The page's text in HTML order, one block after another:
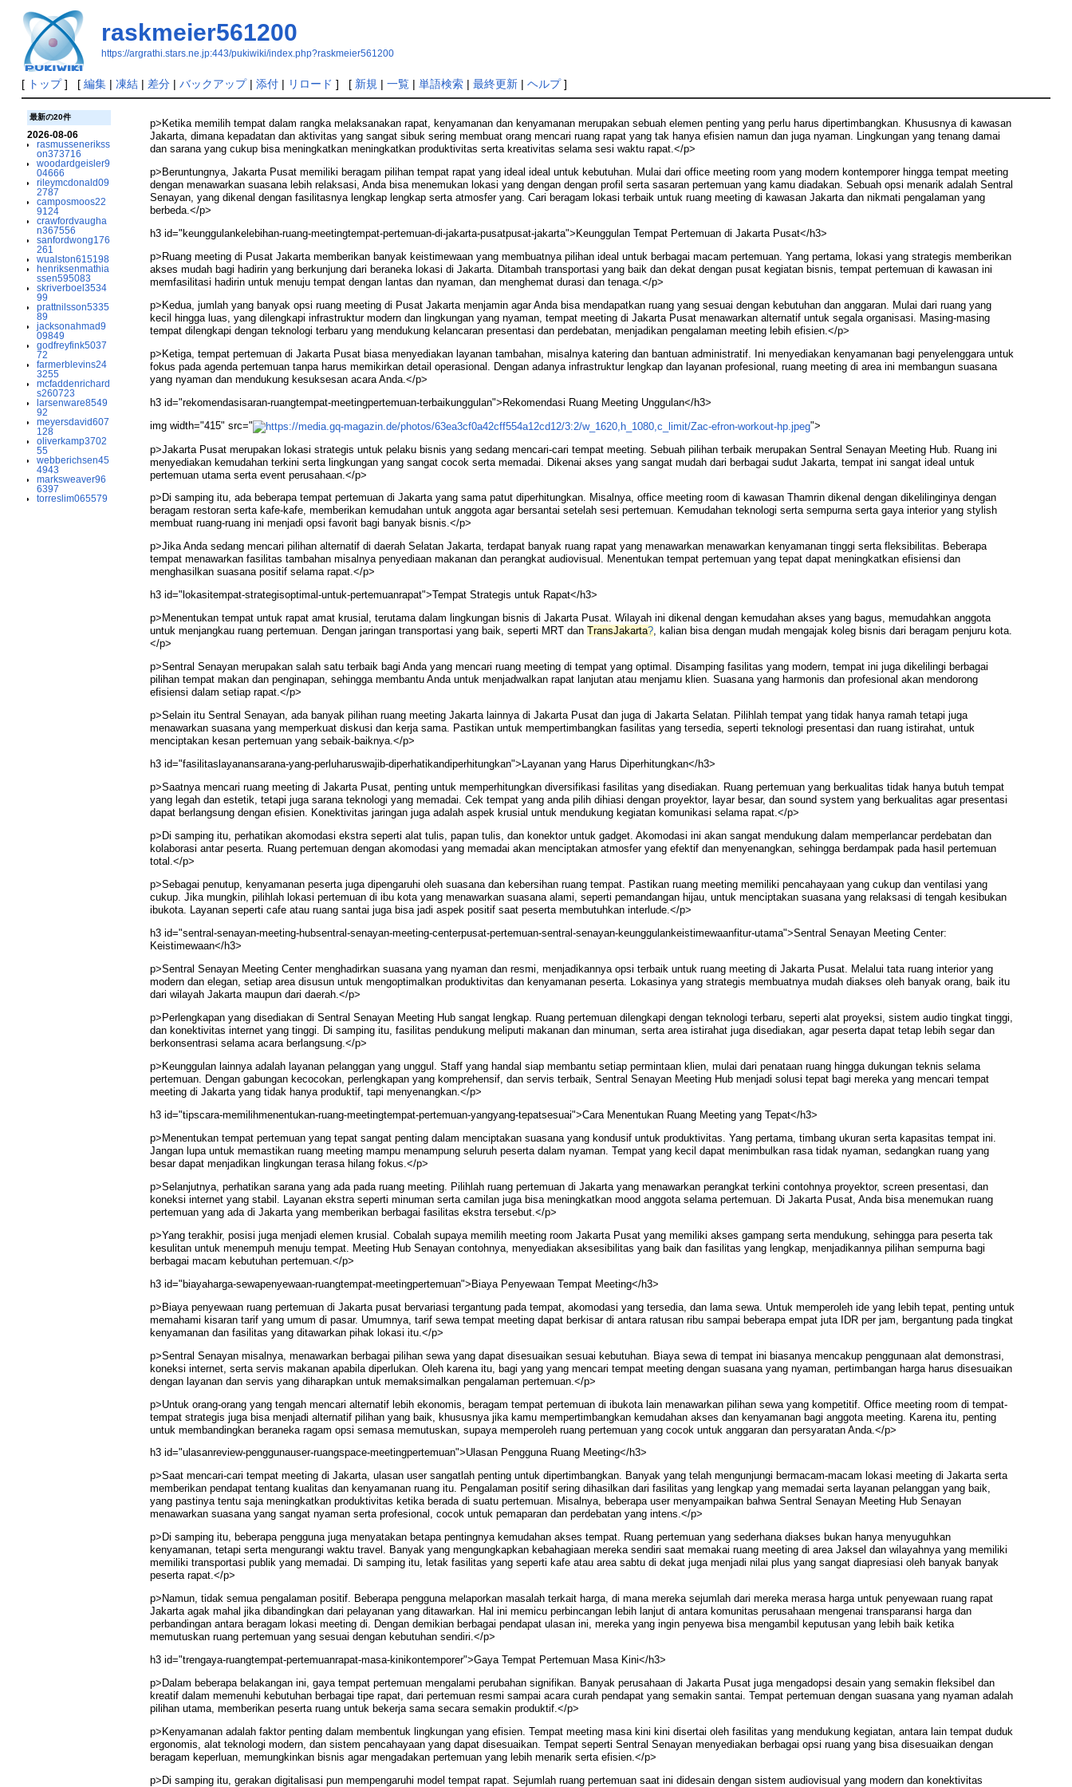
raskmeier561200
https://argrathi.stars.ne.jp:443/pukiwiki/index.php?raskmeier561200
[ トップ] [ 編集| 凍結| 差分| バックアップ| 添付| リロード ] [ 新規 | 一覧| 単語検索| 最終更新| ヘルプ]
最新の20件
2026-08-06
rasmussenerikss
on373716
woodardgeisler9
04666
rileymcdonald09
2787
camposmoos22
9124
crawfordvaugha
n367556
sanfordwong176
261
wualston615198
henriksenmathia
ssen595083
skriverboel3534
99
prattnilsson5335
89
jacksonahmad9
09849
godfreyfink5037
72
farmerblevins24
3255
mcfaddenrichard
s260723
larsenware8549
92
meyersdavid607
128
oliverkamp3702
55
webberichsen45
4943
marksweaver96
6397
torreslim065579
p>Ketika memilih tempat dalam rangka melaksanakan rapat, kenyamanan dan kenyamanan merupakan sebuah elemen penting yang perlu harus dipertimbangkan. Khususnya di kawasan
Jakarta, dimana kepadatan dan aktivitas yang sangat sibuk sering membuat orang mencari ruang rapat yang tak hanya efisien namun dan juga nyaman. Lingkungan yang tenang damai
dan sarana yang cukup bisa meningkatkan meningkatkan produktivitas serta kreativitas selama sesi waktu rapat.</p>
p>Beruntungnya, Jakarta Pusat memiliki beragam pilihan tempat rapat yang ideal ideal untuk kebutuhan. Mulai dari office meeting room yang modern kontemporer hingga tempat meeting
dengan menawarkan suasana lebih relaksasi, Anda bisa menemukan lokasi yang dengan dengan profil serta sasaran pertemuan yang kamu diadakan. Sebuah opsi menarik adalah Sentral
Senayan, yang dikenal dengan fasilitasnya lengkap lengkap serta atmosfer yang. Cari beragam lokasi terbaik untuk ruang meeting di kawasan Jakarta dan nikmati pengalaman yang
berbeda.</p>
h3 id="keunggulankelebihan-ruang-meetingtempat-pertemuan-di-jakarta-pusatpusat-jakarta">Keunggulan Tempat Pertemuan di Jakarta Pusat</h3>
p>Ruang meeting di Pusat Jakarta memberikan banyak keistimewaan yang membuatnya pilihan ideal untuk berbagai macam pertemuan. Yang pertama, lokasi yang strategis memberikan
akses mudah bagi hadirin yang berkunjung dari beraneka lokasi di Jakarta. Ditambah transportasi yang baik dan dekat dengan pusat kegiatan bisnis, tempat pertemuan di kawasan ini
memfasilitasi hadirin untuk menuju tempat dengan lantas dan nyaman, dan menghemat durasi dan tenaga.</p>
p>Kedua, jumlah yang banyak opsi ruang meeting di Pusat Jakarta menjamin agar Anda bisa mendapatkan ruang yang sesuai dengan kebutuhan dan anggaran. Mulai dari ruang yang
kecil hingga luas, yang dilengkapi infrastruktur modern dan lingkungan yang nyaman, tempat meeting di Jakarta Pusat menawarkan alternatif untuk segala organisasi. Masing-masing
tempat dilengkapi dengan teknologi terbaru yang mendukung kelancaran presentasi dan perdebatan, menjadikan pengalaman meeting lebih efisien.</p>
p>Ketiga, tempat pertemuan di Jakarta Pusat biasa menyediakan layanan tambahan, misalnya katering dan bantuan administratif. Ini menyediakan kenyamanan bagi penyelenggara untuk
fokus pada agenda pertemuan tanpa harus memikirkan detail operasional. Dengan adanya infrastruktur lengkap dan layanan profesional, ruang meeting di area ini membangun suasana
yang nyaman dan mendukung kesuksesan acara Anda.</p>
h3 id="rekomendasisaran-ruangtempat-meetingpertemuan-terbaikunggulan">Rekomendasi Ruang Meeting Unggulan</h3>
img width="415" src="
">
p>Jakarta Pusat merupakan lokasi strategis untuk pelaku bisnis yang sedang mencari-cari tempat meeting. Sebuah pilihan terbaik merupakan Sentral Senayan Meeting Hub. Ruang ini
menyediakan kemudahan terkini serta lingkungan yang sangat cocok serta memadai. Dikenai akses yang sangat mudah dari berbagai sudut Jakarta, tempat ini sangat ideal untuk
pertemuan utama serta event perusahaan.</p>
p>Di samping itu, ada beberapa tempat pertemuan di Jakarta yang sama patut diperhitungkan. Misalnya, office meeting room di kawasan Thamrin dikenal dengan dikelilinginya dengan
beragam restoran serta kafe-kafe, memberikan kemudahan untuk anggota agar bersantai setelah sesi pertemuan. Kemudahan teknologi serta sempurna serta gaya interior yang stylish
membuat ruang-ruang ini menjadi opsi favorit bagi banyak bisnis.</p>
p>Jika Anda sedang mencari pilihan alternatif di daerah Selatan Jakarta, terdapat banyak ruang rapat yang menawarkan menawarkan kenyamanan tinggi serta fleksibilitas. Beberapa
tempat menawarkan fasilitas tambahan misalnya penyediaan makanan dan perangkat audiovisual. Menentukan tempat pertemuan yang tepat dapat meningkatkan efisiensi dan
menghasilkan suasana positif selama rapat.</p>
h3 id="lokasitempat-strategisoptimal-untuk-pertemuanrapat">Tempat Strategis untuk Rapat</h3>
p>Menentukan tempat untuk rapat amat krusial, terutama dalam lingkungan bisnis di Jakarta Pusat. Wilayah ini dikenal dengan kemudahan akses yang bagus, memudahkan anggota
untuk menjangkau ruang pertemuan. Dengan jaringan transportasi yang baik, seperti MRT danTransJakarta?, kalian bisa dengan mudah mengajak koleg bisnis dari beragam penjuru kota.
</p>
p>Sentral Senayan merupakan salah satu terbaik bagi Anda yang mencari ruang meeting di tempat yang optimal. Disamping fasilitas yang modern, tempat ini juga dikelilingi berbagai
pilihan tempat makan dan penginapan, sehingga membantu Anda untuk menjadwalkan rapat lanjutan atau menjamu klien. Suasana yang harmonis dan profesional akan mendorong
efisiensi dalam setiap rapat.</p>
p>Selain itu Sentral Senayan, ada banyak pilihan ruang meeting Jakarta lainnya di Jakarta Pusat dan juga di Jakarta Selatan. Pilihlah tempat yang tidak hanya ramah tetapi juga
menawarkan suasana yang memperkuat diskusi dan kerja sama. Pastikan untuk mempertimbangkan fasilitas yang tersedia, seperti teknologi presentasi dan ruang istirahat, untuk
menciptakan kesan pertemuan yang sebaik-baiknya.</p>
h3 id="fasilitaslayanansarana-yang-perluharuswajib-diperhatikandiperhitungkan">Layanan yang Harus Diperhitungkan</h3>
p>Saatnya mencari ruang meeting di Jakarta Pusat, penting untuk memperhitungkan diversifikasi fasilitas yang disediakan. Ruang pertemuan yang berkualitas tidak hanya butuh tempat
yang legah dan estetik, tetapi juga sarana teknologi yang memadai. Cek tempat yang anda pilih dihiasi dengan proyektor, layar besar, dan sound system yang berkualitas agar presentasi
dapat berlangsung dengan efisien. Konektivitas jaringan juga adalah aspek krusial untuk mendukung kegiatan komunikasi selama rapat.</p>
p>Di samping itu, perhatikan akomodasi ekstra seperti alat tulis, papan tulis, dan konektor untuk gadget. Akomodasi ini akan sangat mendukung dalam memperlancar perdebatan dan
kolaborasi antar peserta. Ruang pertemuan dengan akomodasi yang memadai akan menciptakan atmosfer yang efektif dan menyenangkan, sehingga berdampak pada hasil pertemuan
total.</p>
p>Sebagai penutup, kenyamanan peserta juga dipengaruhi oleh suasana dan kebersihan ruang tempat. Pastikan ruang meeting memiliki pencahayaan yang cukup dan ventilasi yang
cukup. Jika mungkin, pilihlah lokasi pertemuan di ibu kota yang menawarkan suasana alami, seperti pemandangan hijau, untuk menciptakan suasana yang relaksasi di tengah kesibukan
ibukota. Layanan seperti cafe atau ruang santai juga bisa jadi aspek positif saat peserta membutuhkan interlude.</p>
h3 id="sentral-senayan-meeting-hubsentral-senayan-meeting-centerpusat-pertemuan-sentral-senayan-keunggulankeistimewaanfitur-utama">Sentral Senayan Meeting Center:
Keistimewaan</h3>
p>Sentral Senayan Meeting Center menghadirkan suasana yang nyaman dan resmi, menjadikannya opsi terbaik untuk ruang meeting di Jakarta Pusat. Melalui tata ruang interior yang
modern dan elegan, setiap area disusun untuk mengoptimalkan produktivitas dan kenyamanan peserta. Lokasinya yang strategis membuatnya mudah diakses oleh banyak orang, baik itu
dari wilayah Jakarta maupun dari daerah.</p>
p>Perlengkapan yang disediakan di Sentral Senayan Meeting Hub sangat lengkap. Ruang pertemuan dilengkapi dengan teknologi terbaru, seperti alat proyeksi, sistem audio tingkat tinggi,
dan konektivitas internet yang tinggi. Di samping itu, fasilitas pendukung meliputi makanan dan minuman, serta area istirahat juga disediakan, agar peserta dapat tetap lebih segar dan
berkonsentrasi selama acara berlangsung.</p>
p>Keunggulan lainnya adalah layanan pelanggan yang unggul. Staff yang handal siap membantu setiap permintaan klien, mulai dari penataan ruang hingga dukungan teknis selama
pertemuan. Dengan gabungan kecocokan, perlengkapan yang komprehensif, dan servis terbaik, Sentral Senayan Meeting Hub menjadi solusi tepat bagi mereka yang mencari tempat
meeting di Jakarta yang tidak hanya produktif, tapi menyenangkan.</p>
h3 id="tipscara-memilihmenentukan-ruang-meetingtempat-pertemuan-yangyang-tepatsesuai">Cara Menentukan Ruang Meeting yang Tepat</h3>
p>Menentukan tempat pertemuan yang tepat sangat penting dalam menciptakan suasana yang kondusif untuk produktivitas. Yang pertama, timbang ukuran serta kapasitas tempat ini.
Jangan lupa untuk memastikan ruang meeting mampu menampung seluruh peserta dalam nyaman. Tempat yang kecil dapat menimbulkan rasa tidak nyaman, sedangkan ruang yang
besar dapat menjadikan lingkungan terasa hilang fokus.</p>
p>Selanjutnya, perhatikan sarana yang ada pada ruang meeting. Pilihlah ruang pertemuan di Jakarta yang menawarkan perangkat terkini contohnya proyektor, screen presentasi, dan
koneksi internet yang stabil. Layanan ekstra seperti minuman serta camilan juga bisa meningkatkan mood anggota selama pertemuan. Di Jakarta Pusat, Anda bisa menemukan ruang
pertemuan yang ada di Jakarta yang memberikan berbagai fasilitas ekstra tersebut.</p>
p>Yang terakhir, posisi juga menjadi elemen krusial. Cobalah supaya memilih meeting room Jakarta Pusat yang memiliki akses gampang serta mendukung, sehingga para peserta tak
kesulitan untuk menempuh menuju tempat. Meeting Hub Senayan contohnya, menyediakan aksesibilitas yang baik dan fasilitas yang lengkap, menjadikannya pilihan sempurna bagi
berbagai macam kebutuhan pertemuan.</p>
h3 id="biayaharga-sewapenyewaan-ruangtempat-meetingpertemuan">Biaya Penyewaan Tempat Meeting</h3>
p>Biaya penyewaan ruang pertemuan di Jakarta pusat bervariasi tergantung pada tempat, akomodasi yang tersedia, dan lama sewa. Untuk memperoleh ide yang lebih tepat, penting untuk
memahami kisaran tarif yang umum di pasar. Umumnya, tarif sewa tempat meeting dapat berkisar di antara ratusan ribu sampai beberapa empat juta IDR per jam, bergantung pada tingkat
kenyamanan dan fasilitas yang ditawarkan pihak lokasi itu.</p>
p>Sentral Senayan misalnya, menawarkan berbagai pilihan sewa yang dapat disesuaikan sesuai kebutuhan. Biaya sewa di tempat ini biasanya mencakup penggunaan alat demonstrasi,
koneksi internet, serta servis makanan apabila diperlukan. Oleh karena itu, bagi yang yang mencari tempat meeting dengan suasana yang nyaman, pertimbangan harga harus disesuaikan
dengan layanan dan servis yang diharapkan untuk memaksimalkan pengalaman pertemuan.</p>
p>Untuk orang-orang yang tengah mencari alternatif lebih ekonomis, beragam tempat pertemuan di ibukota lain menawarkan pilihan sewa yang kompetitif. Office meeting room di tempat-
tempat strategis juga bisa menjadi alternatif pilihan yang baik, khususnya jika kamu mempertimbangkan kemudahan akses dan kenyamanan bagi anggota meeting. Karena itu, penting
untuk membandingkan beraneka ragam opsi semasa memutuskan, supaya memperoleh ruang pertemuan yang cocok untuk anggaran dan persyaratan Anda.</p>
h3 id="ulasanreview-penggunauser-ruangspace-meetingpertemuan">Ulasan Pengguna Ruang Meeting</h3>
p>Saat mencari-cari tempat meeting di Jakarta, ulasan user sangatlah penting untuk dipertimbangkan. Banyak yang telah mengunjungi bermacam-macam lokasi meeting di Jakarta serta
memberikan pendapat tentang kualitas dan kenyamanan ruang itu. Pengalaman positif sering dihasilkan dari fasilitas yang lengkap yang memadai serta layanan pelanggan yang baik,
yang pastinya tentu saja meningkatkan produktivitas ketika berada di suatu pertemuan. Misalnya, beberapa user menyampaikan bahwa Sentral Senayan Meeting Hub Senayan
menawarkan suasana yang sangat nyaman serta profesional, cocok untuk pemaparan dan perdebatan yang intens.</p>
p>Di samping itu, beberapa pengguna juga menyatakan betapa pentingnya kemudahan akses tempat. Ruang pertemuan yang sederhana diakses bukan hanya menyuguhkan
kenyamanan, tetapi serta mengurangi waktu travel. Banyak yang mengungkapkan kebahagiaan mereka sendiri saat memakai ruang meeting di area Jaksel dan wilayahnya yang memiliki
memiliki transportasi publik yang memadai. Di samping itu, letak fasilitas yang seperti kafe atau area sabtu di dekat juga menjadi nilai plus yang sangat diapresiasi oleh banyak banyak
peserta rapat.</p>
p>Namun, tidak semua pengalaman positif. Beberapa pengguna melaporkan masalah terkait harga, di mana mereka sejumlah dari mereka merasa harga untuk penyewaan ruang rapat
Jakarta agak mahal jika dibandingkan dari pelayanan yang ditawarkan. Hal ini memicu perbincangan lebih lanjut di antara komunitas perusahaan mengenai transparansi harga dan
perbandingan antara beragam lokasi meeting di. Dengan demikian berbagai pendapat ulasan ini, mereka yang ingin penyewa bisa mengambil keputusan yang lebih baik ketika
memutuskan ruang pertemuan yang sesuai dengan kebutuhan sendiri.</p>
h3 id="trengaya-ruangtempat-pertemuanrapat-masa-kinikontemporer">Gaya Tempat Pertemuan Masa Kini</h3>
p>Dalam beberapa belakangan ini, gaya tempat pertemuan mengalami perubahan signifikan. Banyak perusahaan di Jakarta Pusat juga mengadopsi desain yang semakin fleksibel dan
kreatif dalam memenuhi kebutuhan berbagai tipe rapat, dari pertemuan resmi sampai acara curah pendapat yang semakin santai. Tempat pertemuan dengan suasana yang nyaman adalah
pilihan utama, memberikan peserta ruang untuk bekerja sama secara semakin produktif.</p>
p>Kenyamanan adalah faktor penting dalam membentuk lingkungan yang efisien. Tempat meeting masa kini kini disertai oleh fasilitas yang mendukung kegiatan, antara lain tempat duduk
ergonomis, alat teknologi modern, dan sistem pencahayaan yang dapat disesuaikan. Tempat seperti Sentral Senayan menyediakan berbagai opsi ruang yang bisa disesuaikan dengan
beragam keperluan, memungkinkan bisnis agar mengadakan pertemuan yang lebih menarik serta efisien.</p>
p>Di samping itu, gerakan digitalisasi pun mempengaruhi model tempat rapat. Sejumlah ruang pertemuan saat ini didesain dengan sistem audiovisual yang modern dan konektivitas